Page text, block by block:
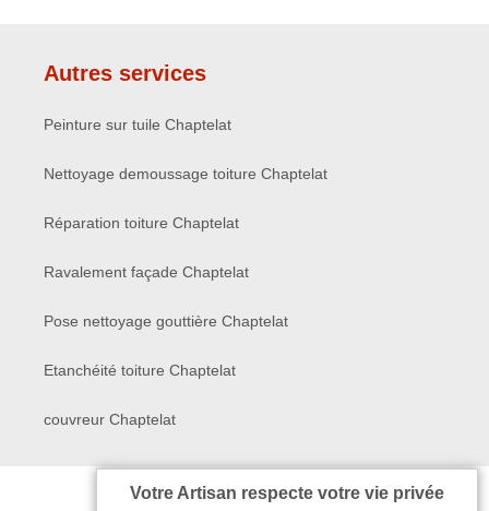
Autres services
Peinture sur tuile Chaptelat
Nettoyage demoussage toiture Chaptelat
Réparation toiture Chaptelat
Ravalement façade Chaptelat
Pose nettoyage gouttière Chaptelat
Etanchéité toiture Chaptelat
couvreur Chaptelat
Votre Artisan respecte votre vie privée